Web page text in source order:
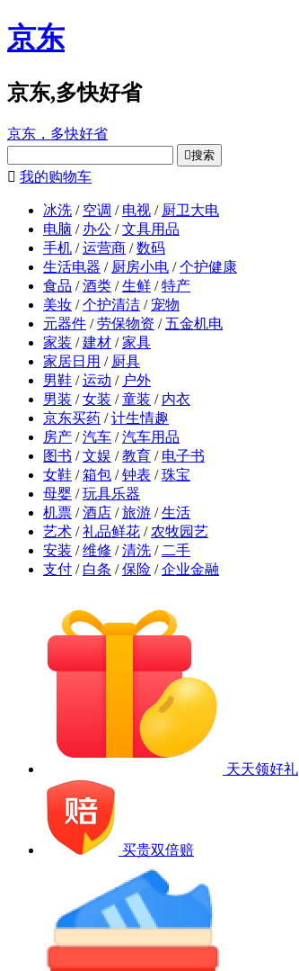
京东
京东,多快好省
京东，多快好省
搜索
 我的购物车
冰洗 / 空调 / 电视 / 厨卫大电
电脑 / 办公 / 文具用品
手机 / 运营商 / 数码
生活电器 / 厨房小电 / 个护健康
食品 / 酒类 / 生鲜 / 特产
美妆 / 个护清洁 / 宠物
元器件 / 劳保物资 / 五金机电
家装 / 建材 / 家具
家居日用 / 厨具
男鞋 / 运动 / 户外
男装 / 女装 / 童装 / 内衣
京东买药 / 计生情趣
房产 / 汽车 / 汽车用品
图书 / 文娱 / 教育 / 电子书
女鞋 / 箱包 / 钟表 / 珠宝
母婴 / 玩具乐器
机票 / 酒店 / 旅游 / 生活
艺术 / 礼品鲜花 / 农牧园艺
安装 / 维修 / 清洗 / 二手
支付 / 白条 / 保险 / 企业金融
天天领好礼
买贵双倍赔